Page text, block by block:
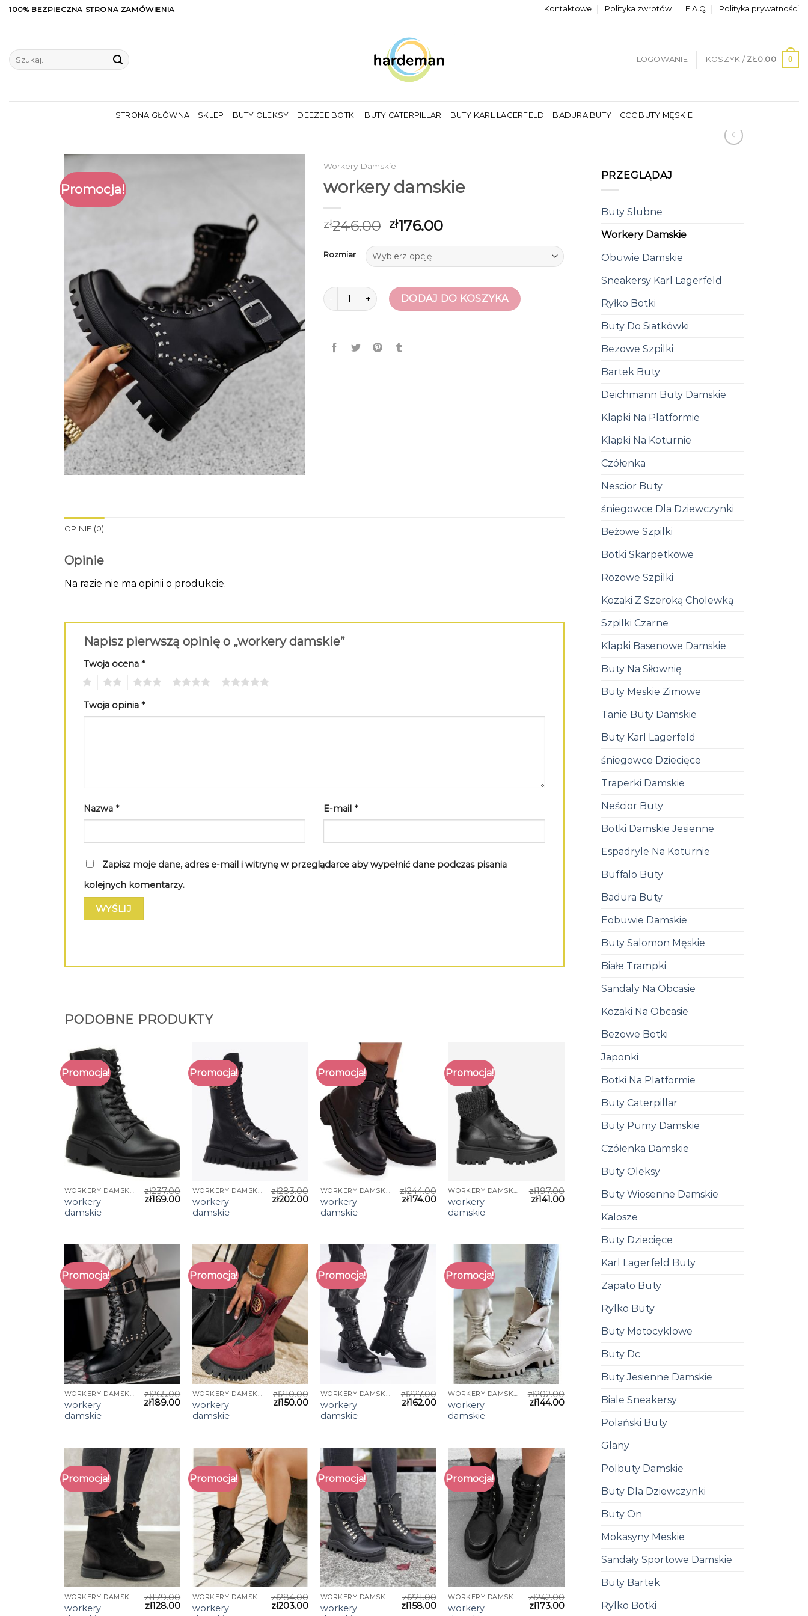
Skip100% BEZPIECZNA STRONA ZAMÓWIENIA Kontaktowe Polityka zwrotów F.A.Q Polityka prywatności
Szukaj:
LOGOWANIE KOSZYK / ZŁ0.00 0
STRONA GŁÓWNA SKLEP BUTY OLEKSY DEEZEE BOTKI BUTY CATERPILLAR BUTY KARL LAGERFELD BADURA BUTY CCC BUTY MĘSKIE
PRZEGLĄDAJ
Buty Slubne
Workery Damskie
Obuwie Damskie
Sneakersy Karl Lagerfeld
Ryłko Botki
Buty Do Siatkówki
Bezowe Szpilki
Bartek Buty
Deichmann Buty Damskie
Klapki Na Platformie
Klapki Na Koturnie
Czółenka
Nescior Buty
śniegowce Dla Dziewczynki
Beżowe Szpilki
Botki Skarpetkowe
Rozowe Szpilki
Kozaki Z Szeroką Cholewką
Szpilki Czarne
Klapki Basenowe Damskie
Buty Na Siłownię
Buty Meskie Zimowe
Tanie Buty Damskie
Buty Karl Lagerfeld
śniegowce Dziecięce
Traperki Damskie
Neścior Buty
Botki Damskie Jesienne
Espadryle Na Koturnie
Buffalo Buty
Badura Buty
Eobuwie Damskie
Buty Salomon Męskie
Białe Trampki
Sandaly Na Obcasie
Kozaki Na Obcasie
Bezowe Botki
Japonki
Botki Na Platformie
Buty Caterpillar
Buty Pumy Damskie
Czółenka Damskie
Buty Oleksy
Buty Wiosenne Damskie
Kalosze
Buty Dziecięce
Karl Lagerfeld Buty
Zapato Buty
Rylko Buty
Buty Motocyklowe
Buty Dc
Buty Jesienne Damskie
Biale Sneakersy
Polański Buty
Glany
Polbuty Damskie
Buty Dla Dziewczynki
Buty On
Mokasyny Meskie
Sandały Sportowe Damskie
Buty Bartek
Rylko Botki
Promocja!
Workery Damskie
workery damskie
zł246.00 zł176.00
Rozmiar
ilość workery damskieDODAJ DO KOSZYKA
OPINIE (0)
Opinie
Na razie nie ma opinii o produkcie.
Napisz pierwszą opinię o „workery damskie”
Twoja ocena *
Twoja opinia *
Nazwa * E-mail *
Zapisz moje dane, adres e-mail i witrynę w przeglądarce aby wypełnić dane podczas pisania
kolejnych komentarzy.
PODOBNE PRODUKTY
Promocja!
WORKERY DAMSKIE
workery
damskie
zł237.00
zł169.00
Promocja!
WORKERY DAMSKIE
workery
damskie
zł283.00
zł202.00
Promocja!
WORKERY DAMSKIE
workery
damskie
zł244.00
zł174.00
Promocja!
WORKERY DAMSKIE
workery
damskie
zł197.00
zł141.00
Promocja!
WORKERY DAMSKIE
workery
damskie
zł265.00
zł189.00
Promocja!
WORKERY DAMSKIE
workery
damskie
zł210.00
zł150.00
Promocja!
WORKERY DAMSKIE
workery
damskie
zł227.00
zł162.00
Promocja!
WORKERY DAMSKIE
workery
damskie
zł202.00
zł144.00
Promocja!
WORKERY DAMSKIE
workery
zł179.00
zł128.00
Promocja!
WORKERY DAMSKIE
workery
zł284.00
zł203.00
Promocja!
WORKERY DAMSKIE
workery
zł221.00
zł158.00
Promocja!
WORKERY DAMSKIE
workery
zł242.00
zł173.00